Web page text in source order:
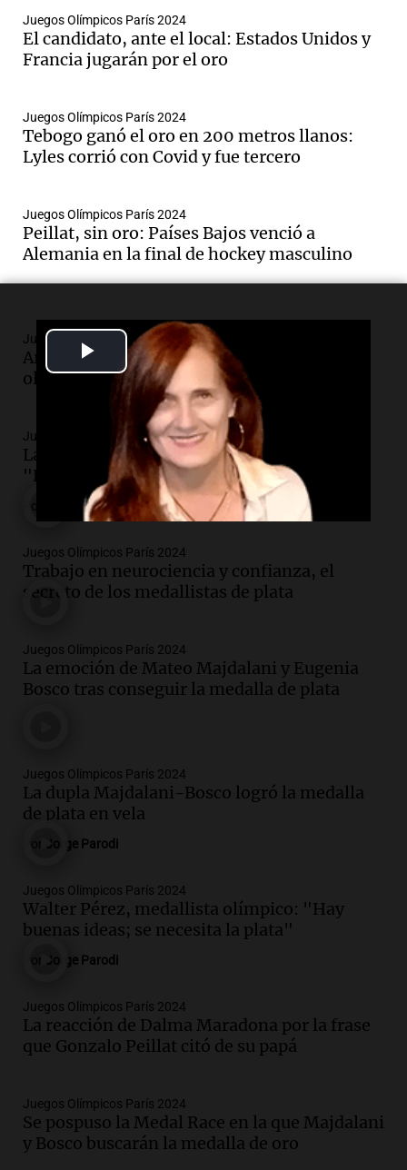
Play
Video
Juegos Olímpicos París 2024
El candidato, ante el local: Estados Unidos y
Francia jugarán por el oro
Juegos Olímpicos París 2024
Tebogo ganó el oro en 200 metros llanos:
Lyles corrió con Covid y fue tercero
Juegos Olímpicos París 2024
Peillat, sin oro: Países Bajos venció a
Alemania en la final de hockey masculino
Juegos Olímpicos París 2024
Argentina y vela, una historia de amor
olímpico de los últimos años
Juegos Olímpicos París 2024
La segunda medalla llegó desde el agua:
"Hay plata"
Jorge Parodi
Juegos Olímpicos París 2024
Trabajo en neurociencia y confianza, el
secreto de los medallistas de plata
Juegos Olímpicos París 2024
La emoción de Mateo Majdalani y Eugenia
Bosco tras conseguir la medalla de plata
Juegos Olímpicos París 2024
La dupla Majdalani-Bosco logró la medalla
de plata en vela
Jorge Parodi
Juegos Olímpicos París 2024
Walter Pérez, medallista olímpico: "Hay
buenas ideas; se necesita la plata"
Jorge Parodi
Juegos Olímpicos París 2024
La reacción de Dalma Maradona por la frase
que Gonzalo Peillat citó de su papá
Juegos Olímpicos París 2024
Se pospuso la Medal Race en la que Majdalani
y Bosco buscarán la medalla de oro